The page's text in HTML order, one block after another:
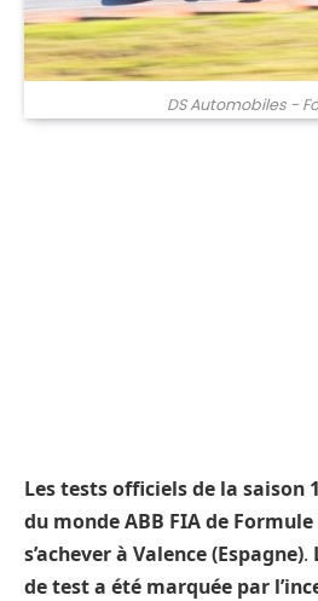
DS Automobiles -
Les tests officiels de la saison
du monde ABB FIA de
s’achever à Valence (Espagne).
de test a été marquée par